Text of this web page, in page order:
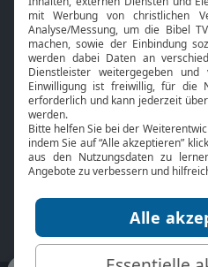
Bibel TV
Über uns
Jobs
Mediadaten